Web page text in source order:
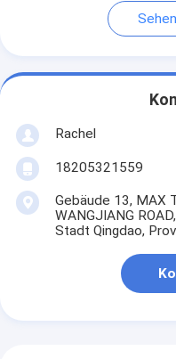
Rachel
18205321559
Gebäude 13, MAX
WANGJIANG
Stadt Qingdao,